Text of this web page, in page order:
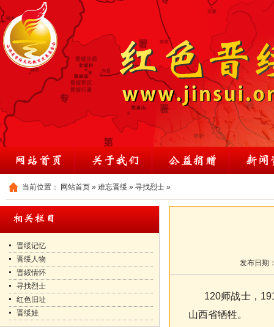
当前位置： 网站首页 » 难忘晋绥 » 寻找烈士 »
晋绥记忆
晋绥人物
晋綏情怀
寻找烈士
红色旧址
晋绥娃
发布日期
120师战士，
山西省牺牲。